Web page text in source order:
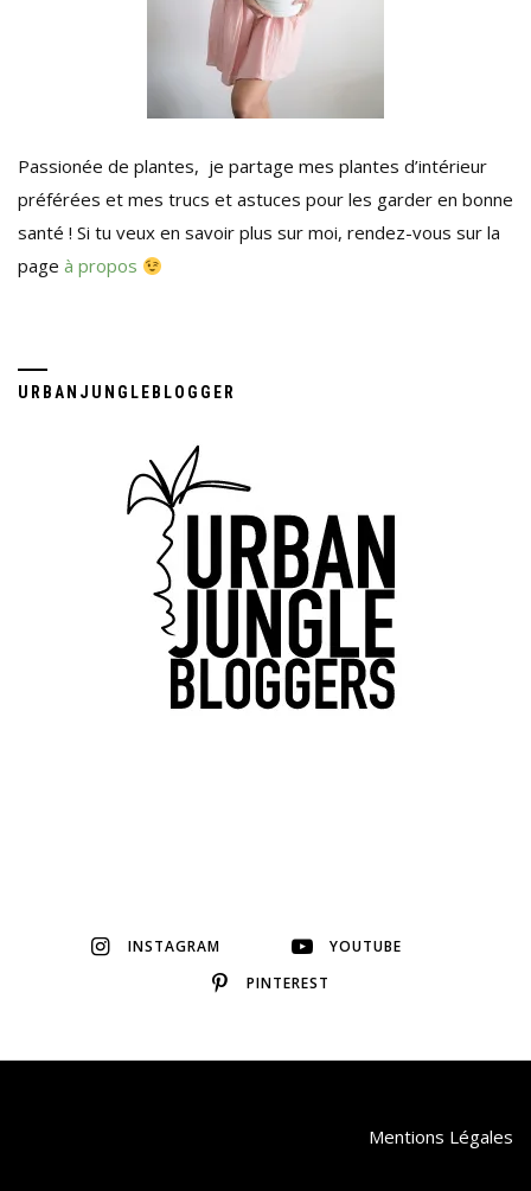
Passionée de plantes, je partage mes plantes d’intérieur
préférées et mes trucs et astuces pour les garder en bonne
santé ! Si tu veux en savoir plus sur moi, rendez-vous sur la
page à propos
URBANJUNGLEBLOGGER
INSTAGRAM
YOUTUBE
PINTEREST
Mentions Légales